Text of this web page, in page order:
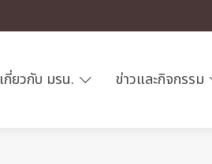
เกี่ยวกับ มรน. ข่าวและกิจกรรม